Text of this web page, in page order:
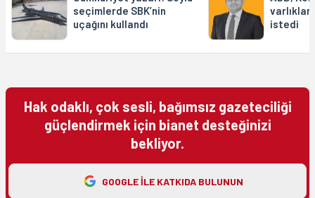
seçimlerde SBK’nin
uçağını kullandı
istedi
Hak odaklı, çok sesli, bağımsız gazeteciliği
güçlendirmek için bianet desteğinizi
bekliyor.
GOOGLE ILE KATKIDA BULUNUN